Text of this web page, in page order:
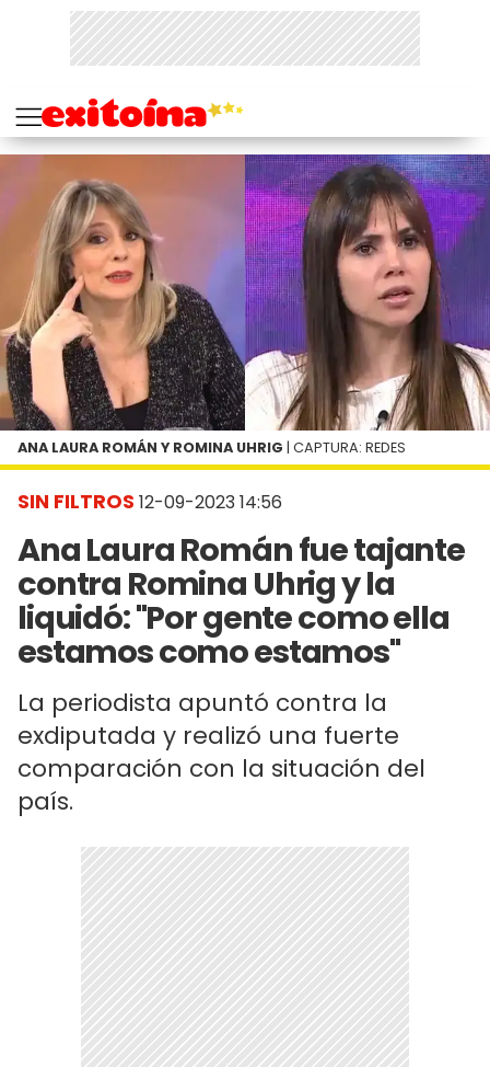
SIN FILTROS 12-09-2023 14:56
Ana Laura Román fue tajante
contra Romina Uhrig y la
liquidó: "Por gente como ella
estamos como estamos"
La periodista apuntó contra la
exdiputada y realizó una fuerte
comparación con la situación del
país.
ANA LAURA ROMÁN Y ROMINA UHRIG | CAPTURA: REDES